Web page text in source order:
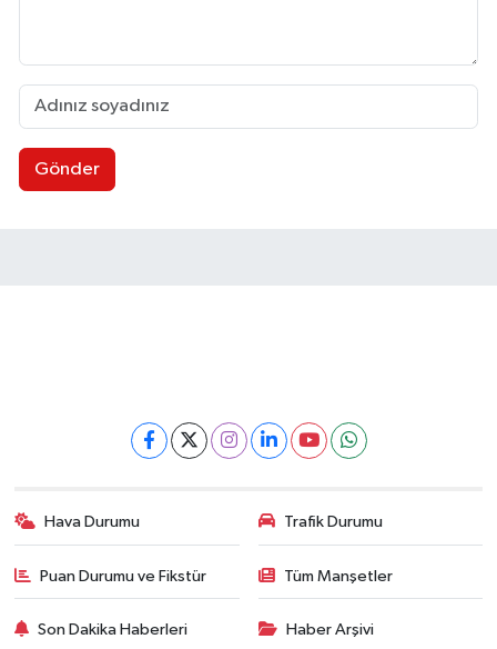
Gönder
Hava Durumu Trafik Durumu
Puan Durumu ve Fikstür Tüm Manşetler
Son Dakika Haberleri Haber Arşivi